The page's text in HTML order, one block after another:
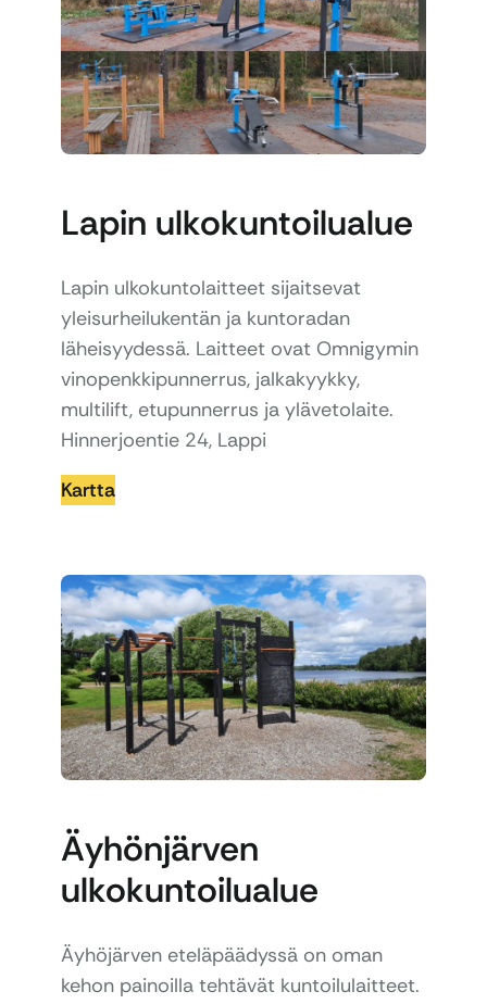
Lapin ulkokuntoilualue
Lapin ulkokuntolaitteet sijaitsevat
yleisurheilukentän ja kuntoradan
läheisyydessä. Laitteet ovat Omnigymin
vinopenkkipunnerrus, jalkakyykky,
multilift, etupunnerrus ja ylävetolaite.
Hinnerjoentie 24, Lappi
Kartta
Äyhönjärven
ulkokuntoilualue
Äyhöjärven eteläpäädyssä on oman
kehon painoilla tehtävät kuntoilulaitteet.